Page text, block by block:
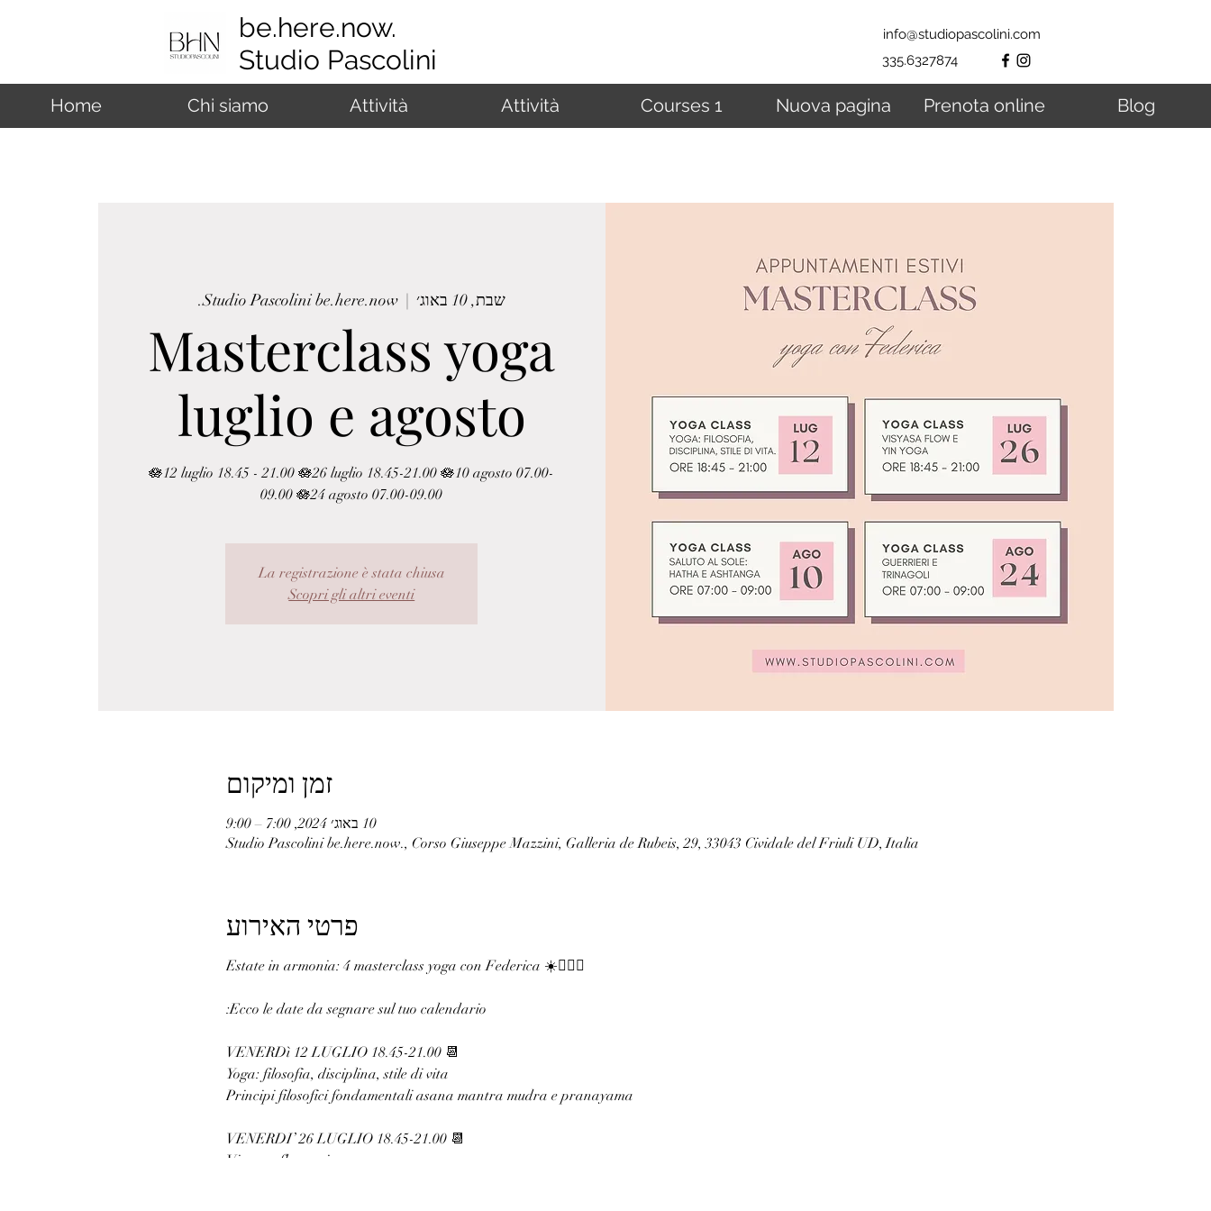
be.here.now.
Studio Pascolini
info@studiopascolini.com
335.6327874
Home Chi siamo Attività Attività Courses 1 Nuova pagina Prenota online Blog
שבת, 10 באוג׳
  |
Studio Pascolini be.here.now.
Masterclass yoga
luglio e agosto
🪷12 luglio 18.45 - 21.00 🪷26 luglio 18.45-21.00 🪷10 agosto 07.00-
09.00 🪷24 agosto 07.00-09.00
La registrazione è stata chiusa
Scopri gli altri eventi
זמן ומיקום
10 באוג׳ 2024, 7:00 – 9:00
Studio Pascolini be.here.now., Corso Giuseppe Mazzini, Galleria de Rubeis, 29, 33043 Cividale del Friuli UD, Italia
פרטי האירוע
🧘🏻‍♀️☀️ Estate in armonia: 4 masterclass yoga con Federica
Ecco le date da segnare sul tuo calendario:
📆 VENERDì 12 LUGLIO 18.45-21.00
Yoga: filosofia, disciplina, stile di vita
Principi filosofici fondamentali asana mantra mudra e pranayama
📆 VENERDI’ 26 LUGLIO 18.45-21.00
Vinyasa flow e yin yoga